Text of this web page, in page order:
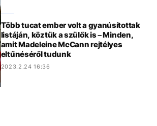
Több tucat ember volt a gyanúsítottak
listáján, köztük a szülők is – Minden,
amit Madeleine McCann rejtélyes
eltűnéséről tudunk
2023.2.24 16:36